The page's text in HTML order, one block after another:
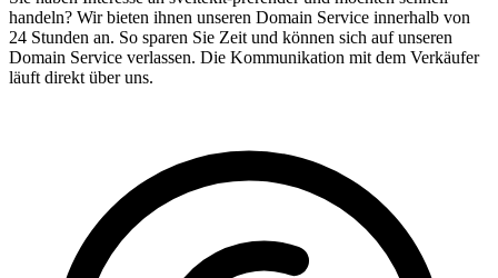
handeln? Wir bieten ihnen unseren Domain Service innerhalb von
24 Stunden an. So sparen Sie Zeit und können sich auf unseren
Domain Service verlassen. Die Kommunikation mit dem Verkäufer
läuft direkt über uns.